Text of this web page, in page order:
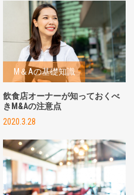
M＆Aの基礎知識
飲食店オーナーが知っておくべ
きM&Aの注意点
2020.3.28